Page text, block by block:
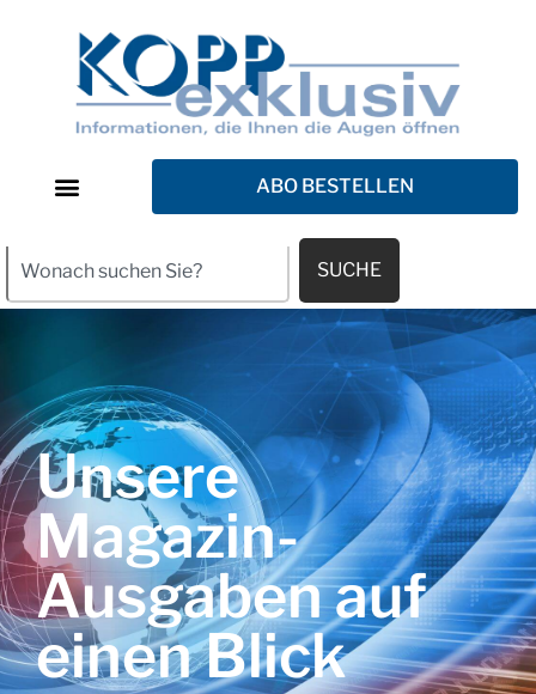
ABO BESTELLEN
SUCHE
Unsere
Magazin-
Ausgaben auf
einen Blick